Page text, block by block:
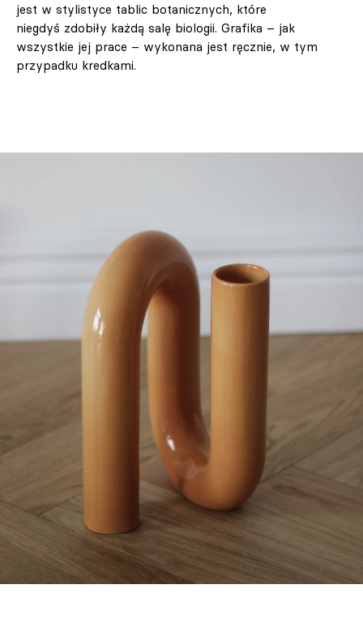
jest w stylistyce tablic botanicznych, które
niegdyś zdobiły każdą salę biologii. Grafika – jak
wszystkie jej prace – wykonana jest ręcznie, w tym
przypadku kredkami.